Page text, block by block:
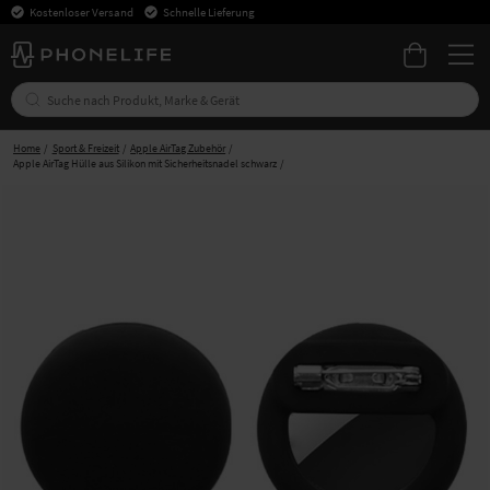
Kostenloser Versand Schnelle Lieferung
Home Sport & Freizeit
Apple AirTag Zubehör
Apple AirTag Hülle aus Silikon mit Sicherheitsnadel schwarz